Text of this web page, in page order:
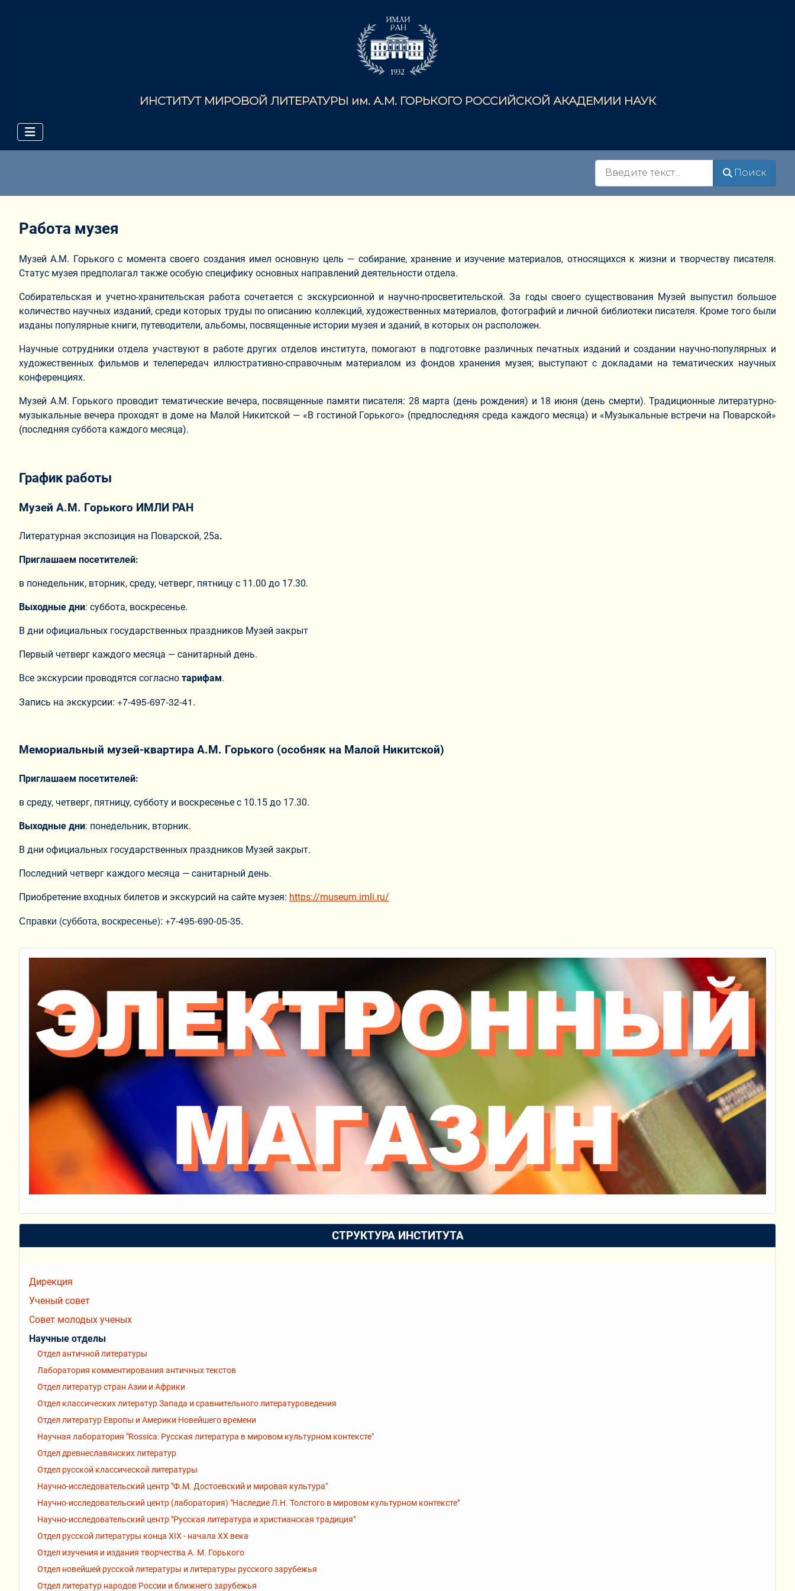
ИНСТИТУТ МИРОВОЙ ЛИТЕРАТУРЫ им. А.М. ГОРЬКОГО РОССИЙСКОЙ АКАДЕМИИ НАУК
Поиск
Работа музея
Музей А.М. Горького с момента своего создания имел основную цель — собирание, хранение и изучение материалов, относящихся к жизни и творчеству писателя.
Статус музея предполагал также особую специфику основных направлений деятельности отдела.
Собирательская и учетно-хранительская работа сочетается с экскурсионной и научно-просветительской. За годы своего существования Музей выпустил большое
количество научных изданий, среди которых труды по описанию коллекций, художественных материалов, фотографий и личной библиотеки писателя. Кроме того были
изданы популярные книги, путеводители, альбомы, посвященные истории музея и зданий, в которых он расположен.
Научные сотрудники отдела участвуют в работе других отделов института, помогают в подготовке различных печатных изданий и создании научно-популярных и
художественных фильмов и телепередач иллюстративно-справочным материалом из фондов хранения музея; выступают с докладами на тематических научных
конференциях.
Музей А.М. Горького проводит тематические вечера, посвященные памяти писателя: 28 марта (день рождения) и 18 июня (день смерти). Традиционные литературно-
музыкальные вечера проходят в доме на Малой Никитской — «В гостиной Горького» (предпоследняя среда каждого месяца) и «Музыкальные встречи на Поварской»
(последняя суббота каждого месяца).
График работы
Музей А.М. Горького ИМЛИ РАН
Литературная экспозиция на Поварской, 25а.
Приглашаем посетителей:
в понедельник, вторник, среду, четверг, пятницу с 11.00 до 17.30.
Выходные дни: суббота, воскресенье.
В дни официальных государственных праздников Музей закрыт
Первый четверг каждого месяца — санитарный день.
Все экскурсии проводятся согласно тарифам.
Запись на экскурсии: +7-495-697-32-41.
Мемориальный музей-квартира А.М. Горького (особняк на Малой Никитской)
Приглашаем посетителей:
в среду, четверг, пятницу, субботу и воскресенье с 10.15 до 17.30.
Выходные дни: понедельник, вторник.
В дни официальных государственных праздников Музей закрыт.
Последний четверг каждого месяца — санитарный день.
Приобретение входных билетов и экскурсий на сайте музея: https://museum.imli.ru/
Справки (суббота, воскресенье): +7-495-690-05-35.
СТРУКТУРА ИНСТИТУТА
Дирекция
Ученый совет
Совет молодых ученых
Научные отделы
Отдел античной литературы
Лаборатория комментирования античных текстов
Отдел литератур стран Азии и Африки
Отдел классических литератур Запада и сравнительного литературоведения
Отдел литератур Европы и Америки Новейшего времени
Научная лаборатория "Rossiсa: Русская литература в мировом культурном контексте"
Отдел древнеславянских литератур
Отдел русской классической литературы
Научно-исследовательский центр "Ф.М. Достоевский и мировая культура"
Научно-исследовательский центр (лаборатория) "Наследие Л.Н. Толстого в мировом культурном контексте"
Научно-исследовательский центр "Русская литература и христианская традиция"
Отдел русской литературы конца XIX - начала XX века
Отдел изучения и издания творчества А. М. Горького
Отдел новейшей русской литературы и литературы русского зарубежья
Отдел литератур народов России и ближнего зарубежья